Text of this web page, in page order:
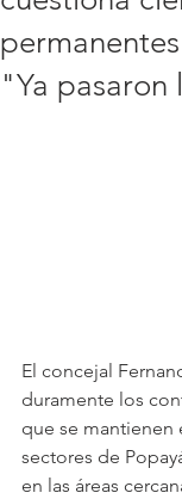
"Ya pasaron
El concejal
duramente los
que se mantienen
sectores de
en las áreas